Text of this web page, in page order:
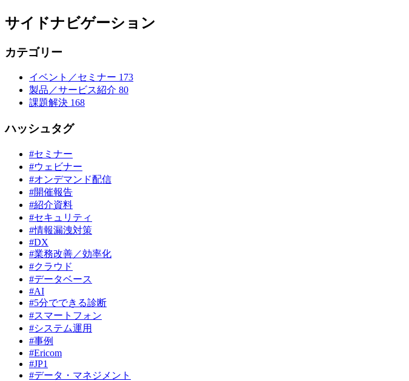
サイドナビゲーション
カテゴリー
イベント／セミナー 173
製品／サービス紹介 80
課題解決 168
ハッシュタグ
#セミナー
#ウェビナー
#オンデマンド配信
#開催報告
#紹介資料
#セキュリティ
#情報漏洩対策
#DX
#業務改善／効率化
#クラウド
#データベース
#AI
#5分でできる診断
#スマートフォン
#システム運用
#事例
#Ericom
#JP1
#データ・マネジメント